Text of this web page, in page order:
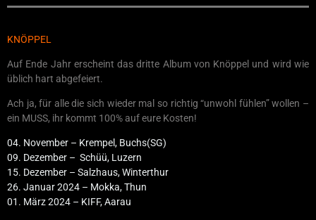
KNÖPPEL
Auf Ende Jahr erscheint das dritte Album von Knöppel und wird wie
üblich hart abgefeiert.
Ach ja, für alle die sich wieder mal so richtig “unwohl fühlen” wollen –
ein MUSS, ihr kommt 100% auf eure Kosten!
04. November – Krempel, Buchs(SG)
09. Dezember – Schüü, Luzern
15. Dezember – Salzhaus, Winterthur
26. Januar 2024 – Mokka, Thun
01. März 2024 – KIFF, Aarau